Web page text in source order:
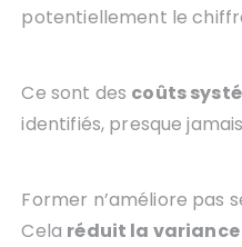
potentiellement le
Ce sont des coûts
identifiés, presque
Former n’améliore pas
Cela réduit la